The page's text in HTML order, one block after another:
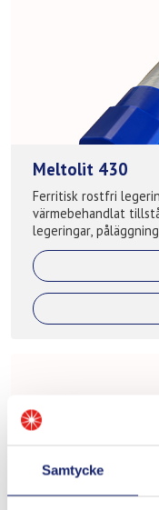
Samtycke
Meltolit 430
Ferritisk rostfri
värmebehandlat
legeringar, påläggning
applikationer: